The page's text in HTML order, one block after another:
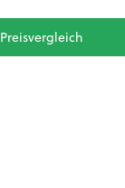
Preisvergleich